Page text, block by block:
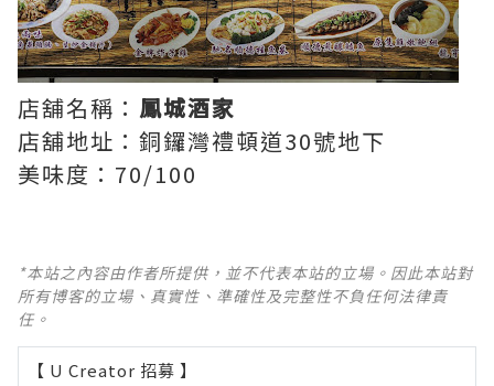
店舖名稱： 鳳城酒家
店舖地址：銅鑼灣禮頓道30號地下
美味度：70/100
*本站之內容由作者所提供，並不代表本站的立場。因此本站對
所有博客的立場、真實性、準確性及完整性不負任何法律責
任。
【 U Creator 招募 】